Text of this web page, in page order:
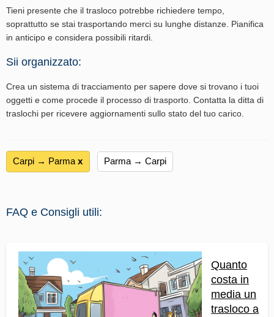
Tieni presente che il trasloco potrebbe richiedere tempo,
soprattutto se stai trasportando merci su lunghe distanze. Pianifica
in anticipo e considera possibili ritardi.
Sii organizzato:
Crea un sistema di tracciamento per sapere dove si trovano i tuoi
oggetti e come procede il processo di trasporto. Contatta la ditta di
traslochi per ricevere aggiornamenti sullo stato del tuo carico.
Carpi → Parma х Parma → Carpi
FAQ e Consigli utili:
Quanto
costa in
media un
trasloco a